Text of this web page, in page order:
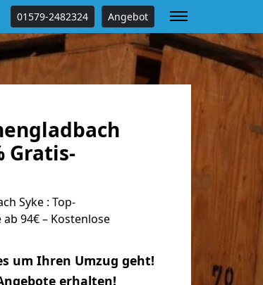
01579-2482324 Angebot
Gratis-
Syke : Top-
94€ – Kostenlose
um Ihren Umzug geht!
erhalten!